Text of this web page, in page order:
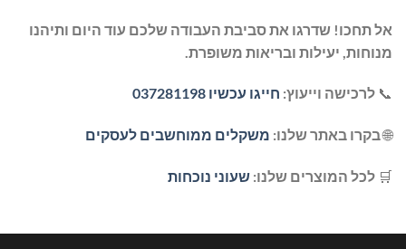
אל תחכו! שדרגו את סביבת העבודה שלכם עוד היום ותיהנו
מנוחות, יעילות ובריאות משופרת.
📞 לרכישה וייעוץ: חייגו עכשיו 037281198
🌐בקרו באתר שלנו: משקלים ממוחשבים לעסקים
🛒 לכל המוצרים שלנו: שעוני נוכחות